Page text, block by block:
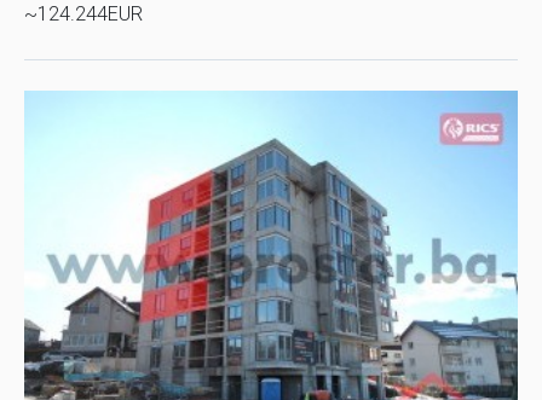
~124.244EUR